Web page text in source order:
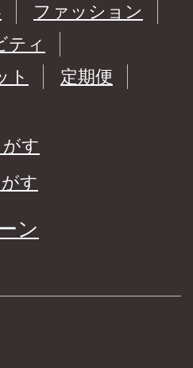
ファッション
ティ
ト
定期便
す
す
ン